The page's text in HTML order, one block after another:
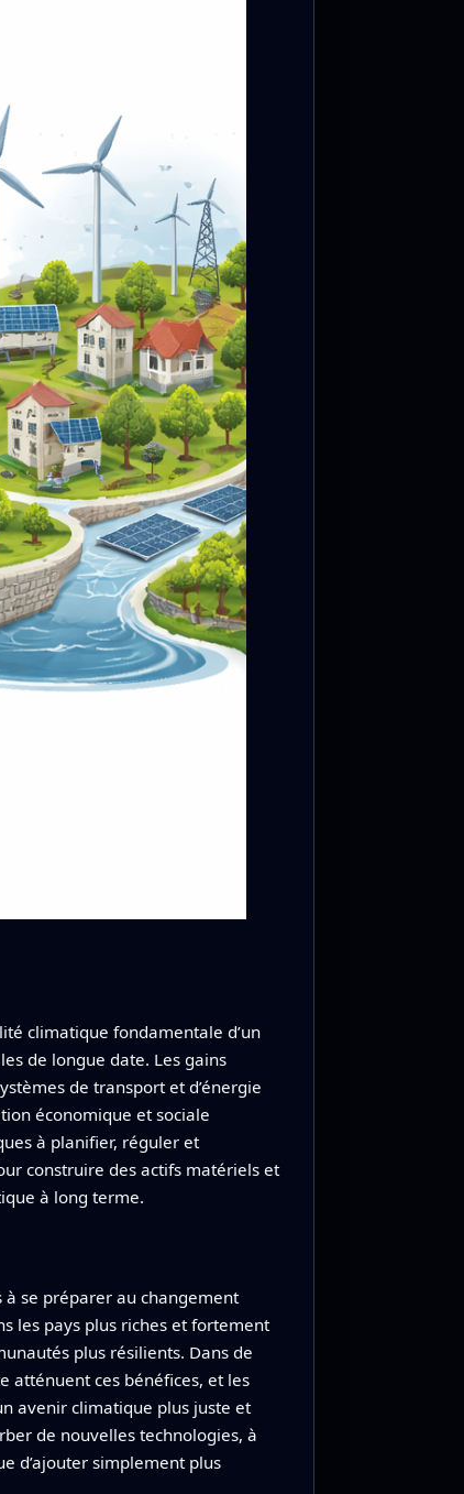
climatique fondamentale d’un
de longue date. Les gains
de transport et d’énergie
économique et sociale
à planifier, réguler et
construire des actifs matériels et
à long terme.
à se préparer au changement
les pays plus riches et fortement
plus résilients. Dans de
atténuent ces bénéfices, et les
avenir climatique plus juste et
de nouvelles technologies, à
d’ajouter simplement plus